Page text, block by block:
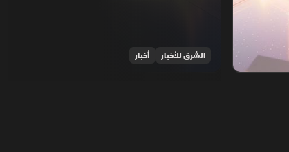
الشرق للأخبار أخبار